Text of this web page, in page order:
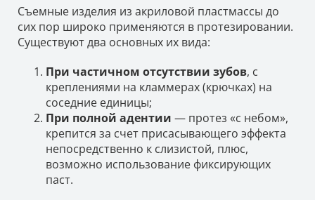
Съемные изделия из акриловой пластмассы до
сих пор широко применяются в протезировании.
Существуют два основных их вида:
При частичном отсутствии зубов, с
креплениями на кламмерах (крючках) на
соседние единицы;
При полной адентии — протез «с небом»,
крепится за счет присасывающего эффекта
непосредственно к слизистой, плюс,
возможно использование фиксирующих
паст.